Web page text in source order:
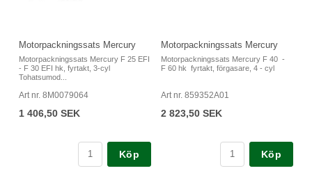
Motorpackningssats Mercury
Motorpackningssats Mercury F 25 EFI
- F 30 EFI hk, fyrtakt, 3-cyl
Tohatsumod...
Art nr. 8M0079064
1 406,50 SEK
Köp
Motorpackningssats Mercury
Motorpackningssats Mercury F 40 -
F 60 hk fyrtakt, förgasare, 4 - cyl
Art nr. 859352A01
2 823,50 SEK
Köp